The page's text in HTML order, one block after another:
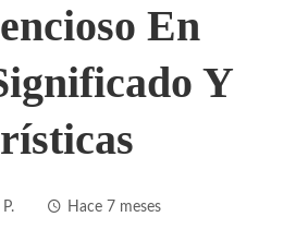
En
Y
Hace 7 meses